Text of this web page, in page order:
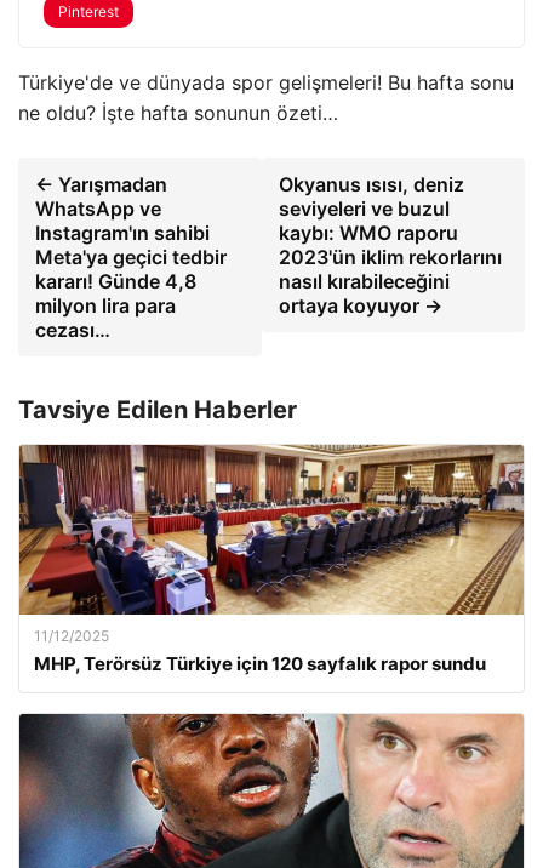
Pinterest
Türkiye'de ve dünyada spor gelişmeleri! Bu hafta sonu
ne oldu? İşte hafta sonunun özeti…
← Yarışmadan
WhatsApp ve
Instagram'ın sahibi
Meta'ya geçici tedbir
kararı! Günde 4,8
milyon lira para
cezası…
Okyanus ısısı, deniz
seviyeleri ve buzul
kaybı: WMO raporu
2023'ün iklim rekorlarını
nasıl kırabileceğini
ortaya koyuyor →
Tavsiye Edilen Haberler
11/12/2025
MHP, Terörsüz Türkiye için 120 sayfalık rapor sundu